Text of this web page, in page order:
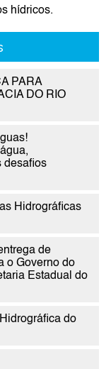
hídricos.
PARA
DO RIO
desafios
Hidrográficas
de
o Governo do
Estadual do
do